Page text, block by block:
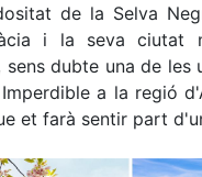
de la Selva
i la seva ciutat
sens dubte una de les
a la regió
et farà sentir part